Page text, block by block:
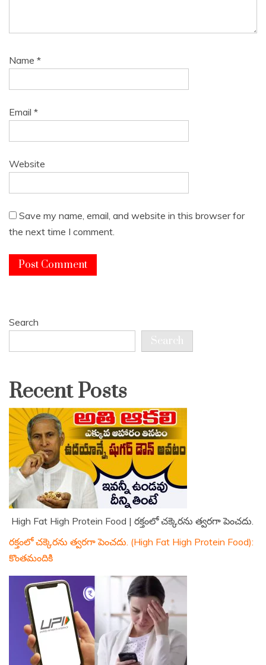
Name *
Email *
Website
Save my name, email, and website in this browser for
the next time I comment.
Search
Search
Recent Posts
High Fat High Protein Food | రక్తంలో చక్కెరను త్వరగా పెంచదు.
రక్తంలో చక్కెరను త్వరగా పెంచదు. (High Fat High Protein Food):
కొంతమందికి